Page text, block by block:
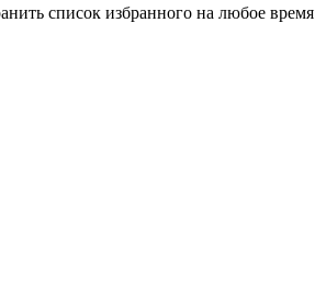
список избранного на любое время